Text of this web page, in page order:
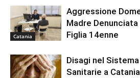
Catania
Aggressione
Madre
Figlia 14enne
Disagi nel
Sanitarie a